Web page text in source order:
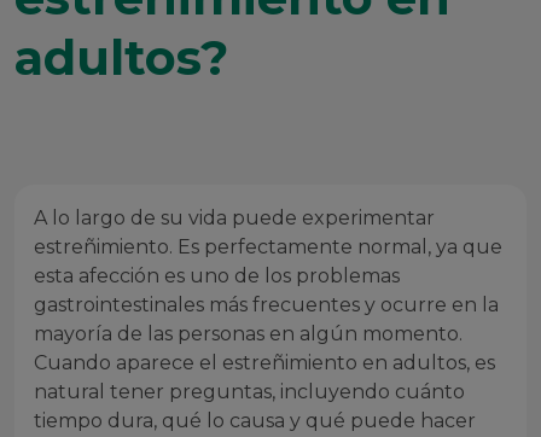
adultos?
A lo largo de su vida puede experimentar
estreñimiento. Es perfectamente normal, ya que
esta afección es uno de los problemas
gastrointestinales más frecuentes y ocurre en la
mayoría de las personas en algún momento.
Cuando aparece el estreñimiento en adultos, es
natural tener preguntas, incluyendo cuánto
tiempo dura, qué lo causa y qué puede hacer